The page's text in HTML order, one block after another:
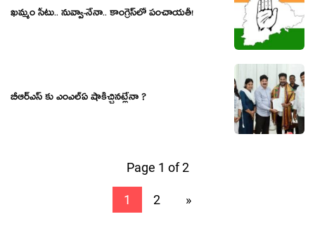
ఖ‌మ్మం సీటు.. నువ్వా-నేనా.. కాంగ్రెస్‌లో పంచాయ‌తీ!
బీఆర్ఎస్ కు ఎంఎల్ఏ షాకిచ్చినట్లేనా ?
Page 1 of 2
1 2 »